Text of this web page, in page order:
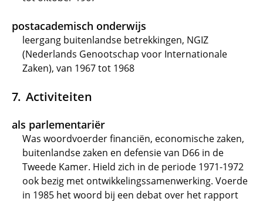
postacademisch onderwijs
leergang buitenlandse betrekkingen, NGIZ
(Nederlands Genootschap voor Internationale
Zaken), van 1967 tot 1968
Activiteiten
als parlementariër
Was woordvoerder financiën, economische zaken,
buitenlandse zaken en defensie van D66 in de
Tweede Kamer. Hield zich in de periode 1971-1972
ook bezig met ontwikkelingssamenwerking. Voerde
in 1985 het woord bij een debat over het rapport